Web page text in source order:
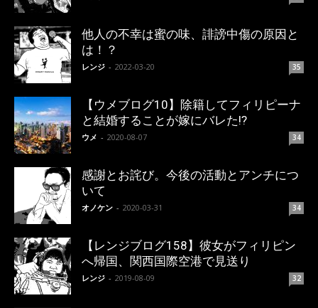
他人の不幸は蜜の味、誹謗中傷の原因と
は！？
レンジ - 2022-03-20 35
【ウメブログ10】除籍してフィリピーナ
と結婚することが嫁にバレた!?
ウメ - 2020-08-07 34
感謝とお詫び。今後の活動とアンチにつ
いて
オノケン - 2020-03-31 34
【レンジブログ158】彼女がフィリピン
へ帰国、関西国際空港で見送り
レンジ - 2019-08-09 32